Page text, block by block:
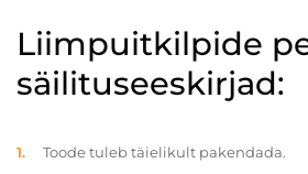
Liimpuitkilpide
säilituseeskirjad:
Toode tuleb täielikult pakendada.